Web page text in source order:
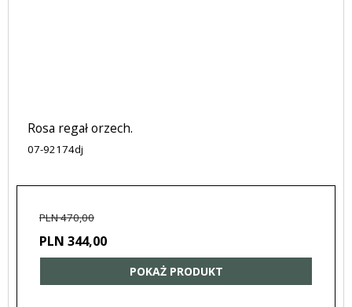
Rosa regał orzech.
07-92174dj
PLN 470,00
PLN 344,00
POKAŻ PRODUKT